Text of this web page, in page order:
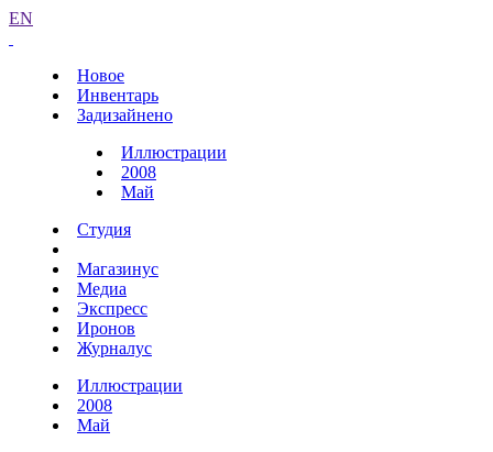
EN
Новое
Инвентарь
Задизайнено
Иллюстрации
2008
Май
Студия
Магазинус
Медиа
Экспресс
Иронов
Журналус
Иллюстрации
2008
Май